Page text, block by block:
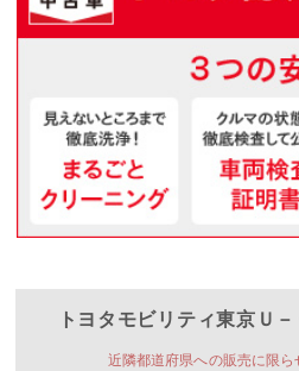
トヨタモビリティ東京 Ｕ
近隣都道府県への販売に限ら